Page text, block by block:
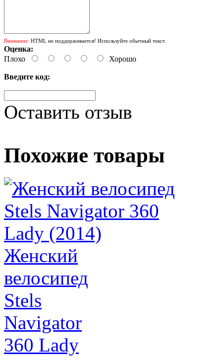
Внимание: HTML не поддерживается! Используйте обычный текст.
Оценка:
Плохо
Хорошо
Введите код:
Оставить отзыв
Похожие товары
Женский
велосипед
Stels
Navigator
360 Lady